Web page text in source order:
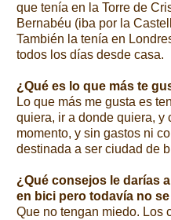
que tenía en la Torre de
Bernabéu (iba por la
También la tenía en
todos los días desde casa.
¿Qué es lo que más te
Lo que más me gusta es
quiera, ir a donde quiera, y
momento, y sin gastos ni
destinada a ser ciudad de
¿Qué consejos le darías
en bici pero todavía no
Que no tengan miedo. Los